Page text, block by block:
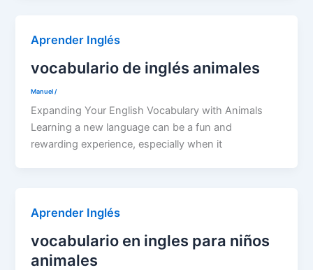
Aprender Inglés
vocabulario de inglés animales
Manuel/
Expanding Your English Vocabulary with Animals
Learning a new language can be a fun and
rewarding experience, especially when it
Aprender Inglés
vocabulario en ingles para niños
animales